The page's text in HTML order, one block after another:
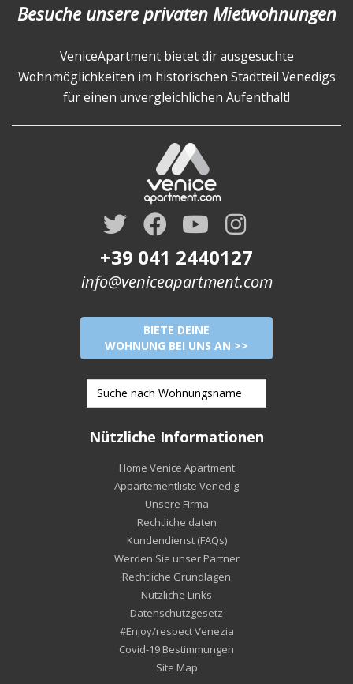
Besuche unsere privaten Mietwohnungen
VeniceApartment bietet dir ausgesuchte
Wohnmöglichkeiten im historischen Stadtteil Venedigs
für einen unvergleichlichen Aufenthalt!
+39 041 2440127
info@veniceapartment.com
BIETE DEINE
WOHNUNG BEI UNS AN >>
Nützliche Informationen
Home Venice Apartment
Appartementliste Venedig
Unsere Firma
Rechtliche daten
Kundendienst (FAQs)
Werden Sie unser Partner
Rechtliche Grundlagen
Nützliche Links
Datenschutzgesetz
#Enjoy/respect Venezia
Covid-19 Bestimmungen
Site Map